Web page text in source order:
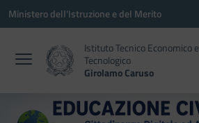
Vai ai contenuti
Vai al menu di navigazione
Vai al footer
Ministero dell'Istruzione e del Merito
Istituto Tecnico Economico e
Tecnologico
Girolamo Caruso